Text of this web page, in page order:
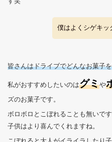
僕はよくシゲキッ
皆さんはドライブでどんなお菓子
私がおすすめしたいのはグミや
ズのお菓子です。
ボロボロとこぼれることも無いで
子供はより喜んでくれますね。